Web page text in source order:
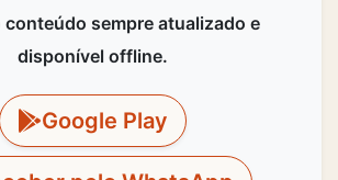
conteúdo sempre atualizado e
disponível offline.
Google Play